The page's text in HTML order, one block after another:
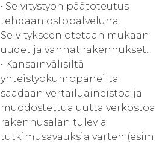
• Selvitystyön päätoteutus
tehdään ostopalveluna.
Selvitykseen otetaan mukaan
uudet ja vanhat rakennukset.
• Kansainvälisiltä
yhteistyökumppaneilta
saadaan vertailuaineistoa ja
muodostettua uutta verkostoa
rakennusalan tulevia
tutkimusavauksia varten (esim.